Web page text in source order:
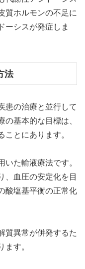
質ホルモンの不足に
ーシスが発症しま
法
患の治療と並行して
基本的な目標は、
とにあります。
た輸液療法です。
、血圧の安定化を目
酸塩基平衡の正常化
質異常が併発するた
ます。